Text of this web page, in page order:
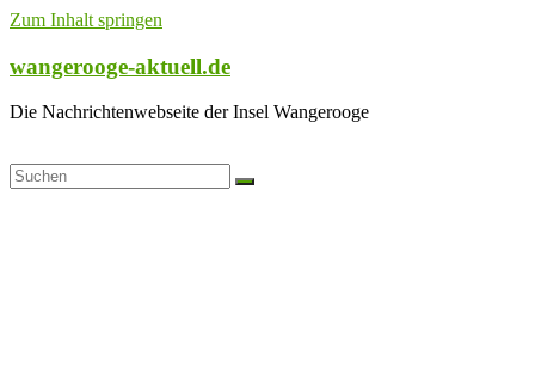
Zum Inhalt springen
wangerooge-aktuell.de
Die Nachrichtenwebseite der Insel Wangerooge